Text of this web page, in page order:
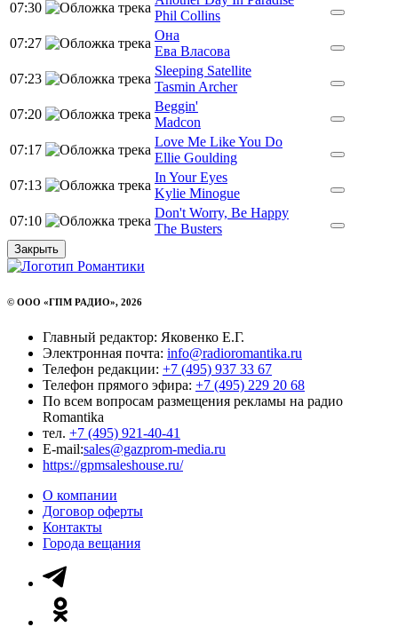
07:30
Phil Collins
07:27
Она
Ева Власова
07:23
Sleeping Satellite
Tasmin Archer
07:20
Beggin'
Madcon
07:17
Love Me Like You Do
Ellie Goulding
07:13
In Your Eyes
Kylie Minogue
07:10
Don't Worry, Be Happy
The Busters
Закрыть
© ООО «ГПМ РАДИО», 2026
Главный редактор: Яковенко Е.Г.
Электронная почта: info@radioromantika.ru
Телефон редакции: +7 (495) 937 33 67
Телефон прямого эфира: +7 (495) 229 20 68
По всем вопросам размещения рекламы на радио
Romantika
тел. +7 (495) 921-40-41
E-mail:sales@gazprom-media.ru
https://gpmsaleshouse.ru/
О компании
Договор оферты
Контакты
Города вещания